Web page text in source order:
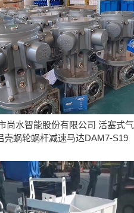
尚水智能股份有限公司 活塞式气
壳蜗轮蜗杆减速马达DAM7-S19